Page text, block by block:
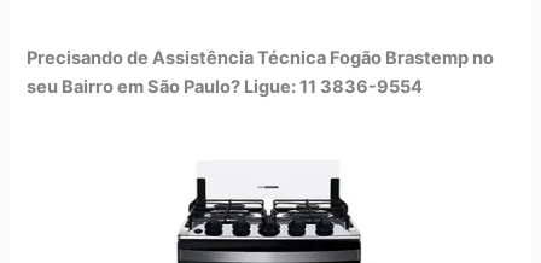
Precisando de Assistência Técnica Fogão Brastemp no
seu Bairro em São Paulo? Ligue: 11 3836-9554